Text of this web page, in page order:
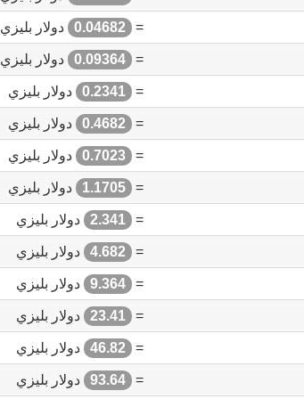
=
0.04682 دولار بليزي
=
0.09364 دولار بليزي
=
0.2341 دولار بليزي
=
0.4682 دولار بليزي
=
0.7023 دولار بليزي
=
1.1705 دولار بليزي
=
2.341 دولار بليزي
=
4.682 دولار بليزي
=
9.364 دولار بليزي
=
23.41 دولار بليزي
=
46.82 دولار بليزي
=
93.64 دولار بليزي